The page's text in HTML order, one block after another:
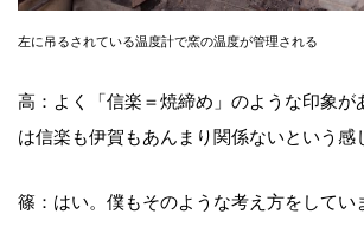
左に吊るされている温度計で窯の温度が管理される
高：よく「信楽＝焼締め」のような印象が
は信楽も伊賀もあんまり関係ないという感
篠：はい。僕もそのような考え方をしてい